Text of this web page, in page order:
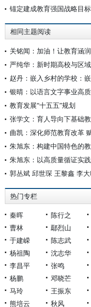
锚定建成教育强国战略目
相同主题阅读
关铭闻：加油！让教育涵
严纯华：新时期高校与区
教育发展“十五五”规划
张学文：育人导向下基础
曲凯：深化师范教育改革
朱旭东：构建中国特色的
朱旭东：以高质量循证实
热门专栏
秦晖 陈行之
曹林
鄢烈山
于建嵘
陈志武
杨祖陶
沈志华
李昌平
张鸣
杨鹏
邓晓芒
马玲
王振东
熊培云
秋风